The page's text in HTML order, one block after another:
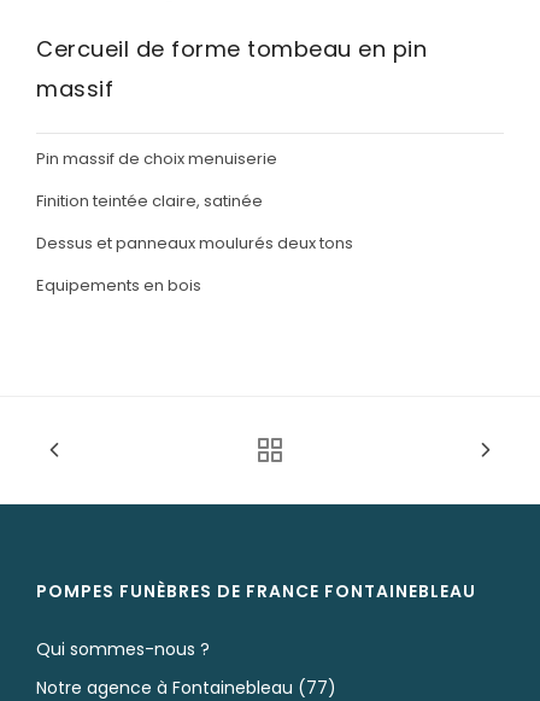
Nos capitons funéraires
Nos cercueils
Nos fleurs naturelles
Nos monuments
Nos urnes funéraires
Rapatriement
Cercueil de forme tombeau en pin
massif
Pin massif de choix menuiserie
Finition teintée claire, satinée
Dessus et panneaux moulurés deux tons
Equipements en bois
POMPES FUNÈBRES DE FRANCE FONTAINEBLEAU
Qui sommes-nous ?
Notre agence à Fontainebleau (77)